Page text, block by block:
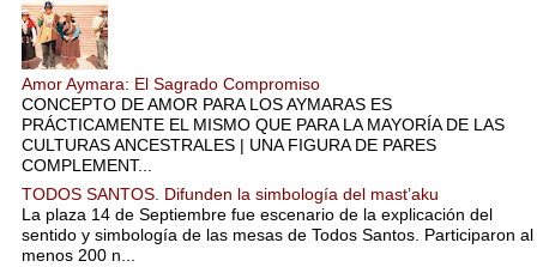
Amor Aymara: El Sagrado Compromiso
CONCEPTO DE AMOR PARA LOS AYMARAS ES
PRÁCTICAMENTE EL MISMO QUE PARA LA MAYORÍA DE LAS
CULTURAS ANCESTRALES | UNA FIGURA DE PARES
COMPLEMENT...
TODOS SANTOS. Difunden la simbología del mast’aku
La plaza 14 de Septiembre fue escenario de la explicación del
sentido y simbología de las mesas de Todos Santos. Participaron al
menos 200 n...